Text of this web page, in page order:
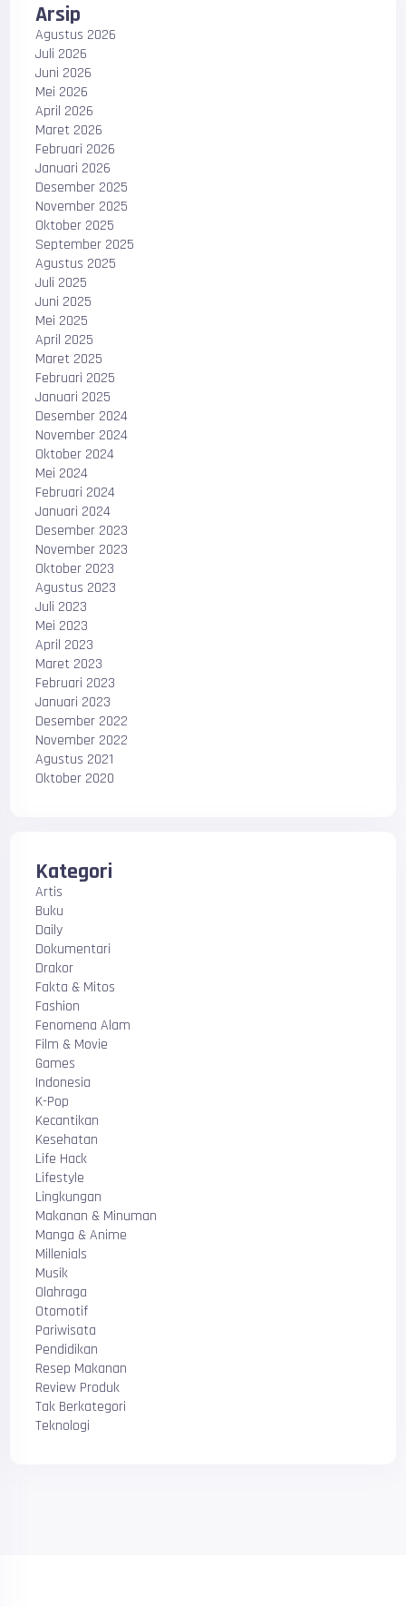
Arsip
Agustus 2026
Juli 2026
Juni 2026
Mei 2026
April 2026
Maret 2026
Februari 2026
Januari 2026
Desember 2025
November 2025
Oktober 2025
September 2025
Agustus 2025
Juli 2025
Juni 2025
Mei 2025
April 2025
Maret 2025
Februari 2025
Januari 2025
Desember 2024
November 2024
Oktober 2024
Mei 2024
Februari 2024
Januari 2024
Desember 2023
November 2023
Oktober 2023
Agustus 2023
Juli 2023
Mei 2023
April 2023
Maret 2023
Februari 2023
Januari 2023
Desember 2022
November 2022
Agustus 2021
Oktober 2020
Kategori
Artis
Buku
Daily
Dokumentari
Drakor
Fakta & Mitos
Fashion
Fenomena Alam
Film & Movie
Games
Indonesia
K-Pop
Kecantikan
Kesehatan
Life Hack
Lifestyle
Lingkungan
Makanan & Minuman
Manga & Anime
Millenials
Musik
Olahraga
Otomotif
Pariwisata
Pendidikan
Resep Makanan
Review Produk
Tak Berkategori
Teknologi